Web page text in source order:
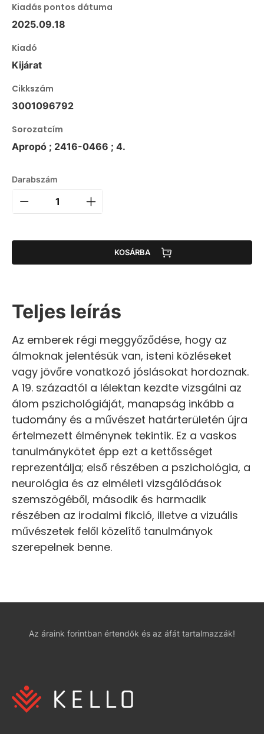
Kiadás pontos dátuma
2025.09.18
Kiadó
Kijárat
Cikkszám
3001096792
Sorozatcím
Apropó ; 2416-0466 ; 4.
Darabszám
KOSÁRBA
Teljes leírás
Az emberek régi meggyőződése, hogy az
álmoknak jelentésük van, isteni közléseket
vagy jövőre vonatkozó jóslásokat hordoznak.
A 19. századtól a lélektan kezdte vizsgálni az
álom pszichológiáját, manapság inkább a
tudomány és a művészet határterületén újra
értelmezett élménynek tekintik. Ez a vaskos
tanulmánykötet épp ezt a kettősséget
reprezentálja; első részében a pszichológia, a
neurológia és az elméleti vizsgálódások
szemszögéből, második és harmadik
részében az irodalmi fikció, illetve a vizuális
művészetek felől közelítő tanulmányok
szerepelnek benne.
Az áraink forintban értendők és az áfát tartalmazzák!